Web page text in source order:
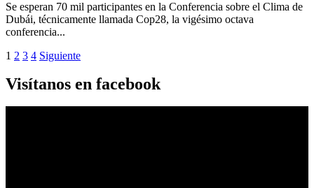
Se esperan 70 mil participantes en la Conferencia sobre el Clima de
Dubái, técnicamente llamada Cop28, la vigésimo octava
conferencia...
Paginación
de
1 2 3 4 Siguiente
Visítanos en facebook